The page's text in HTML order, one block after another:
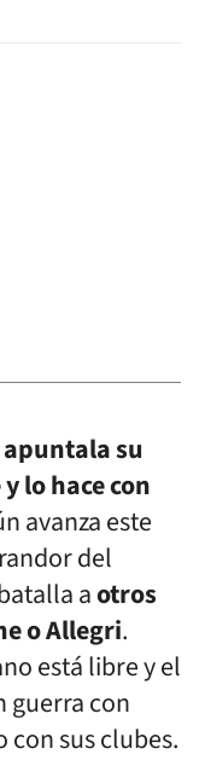
su
lo hace con
avanza este
del
aotros
o Allegri.
está libre y el
guerra con
sus clubes.